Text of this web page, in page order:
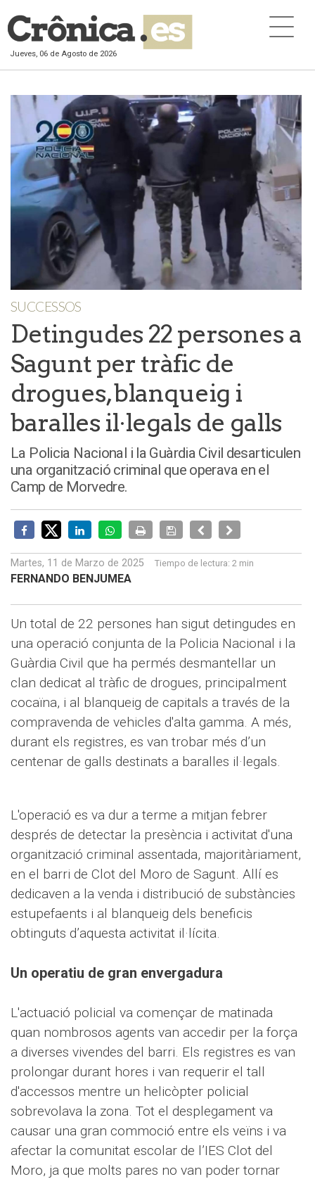
Jueves, 06 de Agosto de 2026
SUCCESSOS
Detingudes 22 persones a
Sagunt per tràfic de
drogues, blanqueig i
baralles il·legals de galls
La Policia Nacional i la Guàrdia Civil desarticulen
una organització criminal que operava en el
Camp de Morvedre.
Martes, 11 de Marzo de 2025 Tiempo de lectura: 2 min
FERNANDO BENJUMEA
Un total de 22 persones han sigut detingudes en
una operació conjunta de la Policia Nacional i la
Guàrdia Civil que ha permés desmantellar un
clan dedicat al tràfic de drogues, principalment
cocaïna, i al blanqueig de capitals a través de la
compravenda de vehicles d'alta gamma. A més,
durant els registres, es van trobar més d’un
centenar de galls destinats a baralles il·legals.
L'operació es va dur a terme a mitjan febrer
després de detectar la presència i activitat d'una
organització criminal assentada, majoritàriament,
en el barri de Clot del Moro de Sagunt. Allí es
dedicaven a la venda i distribució de substàncies
estupefaents i al blanqueig dels beneficis
obtinguts d’aquesta activitat il·lícita.
Un operatiu de gran envergadura
L'actuació policial va començar de matinada
quan nombrosos agents van accedir per la força
a diverses vivendes del barri. Els registres es van
prolongar durant hores i van requerir el tall
d'accessos mentre un helicòpter policial
sobrevolava la zona. Tot el desplegament va
causar una gran commoció entre els veïns i va
afectar la comunitat escolar de l’IES Clot del
Moro, ja que molts pares no van poder tornar